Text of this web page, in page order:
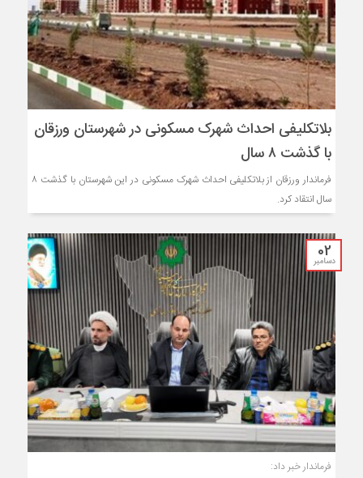
بلاتکلیفی احداث شهرک مسکونی در شهرستان ورزقان
با گذشت ۸ سال
فرماندار ورزقان از بلاتکلیفی احداث شهرک مسکونی در این شهرستان با گذشت ۸
سال انتقاد کرد.
02
دسامبر
فرماندار خبر داد: